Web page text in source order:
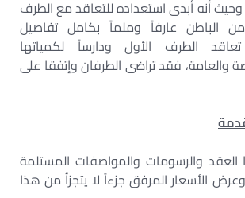
أنه أبدى استعداده للتعاقد مع الطرف
الباطن عارفاً وملماً بكامل تفاصيل
الطرف الأول ودارساً لكمياتها
والعامة، فقد تراضى الطرفان وإتفقا على
والرسومات والمواصفات المستلمة
وعرض الأسعار المرفق جزءاً لا يتجزأ من هذا